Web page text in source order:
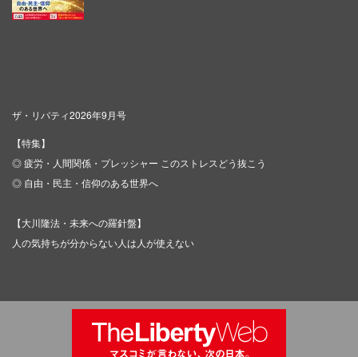
ザ・リバティ2026年9月号
【特集】
◎ 疲労・人間関係・プレッシャー このストレスどう抜こう
◎ 自由・民主・信仰のある世界へ
【大川隆法・未来への羅針盤】
人の気持ちが分からない人は人が使えない